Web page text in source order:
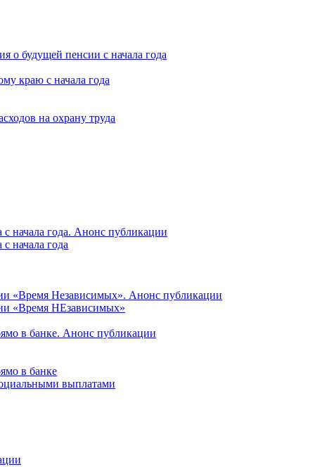
о будущей пенсии с начала года
краю с начала года
на охрану труда
начала года. Анонс публикации
начала года
«Время Независимых». Анонс публикации
«Время НЕзависимых»
в банке. Анонс публикации
в банке
выплатами